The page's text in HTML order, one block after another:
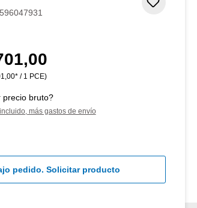
/ 1 PCE)
precio bruto?
más gastos de envío
pedido. Solicitar producto